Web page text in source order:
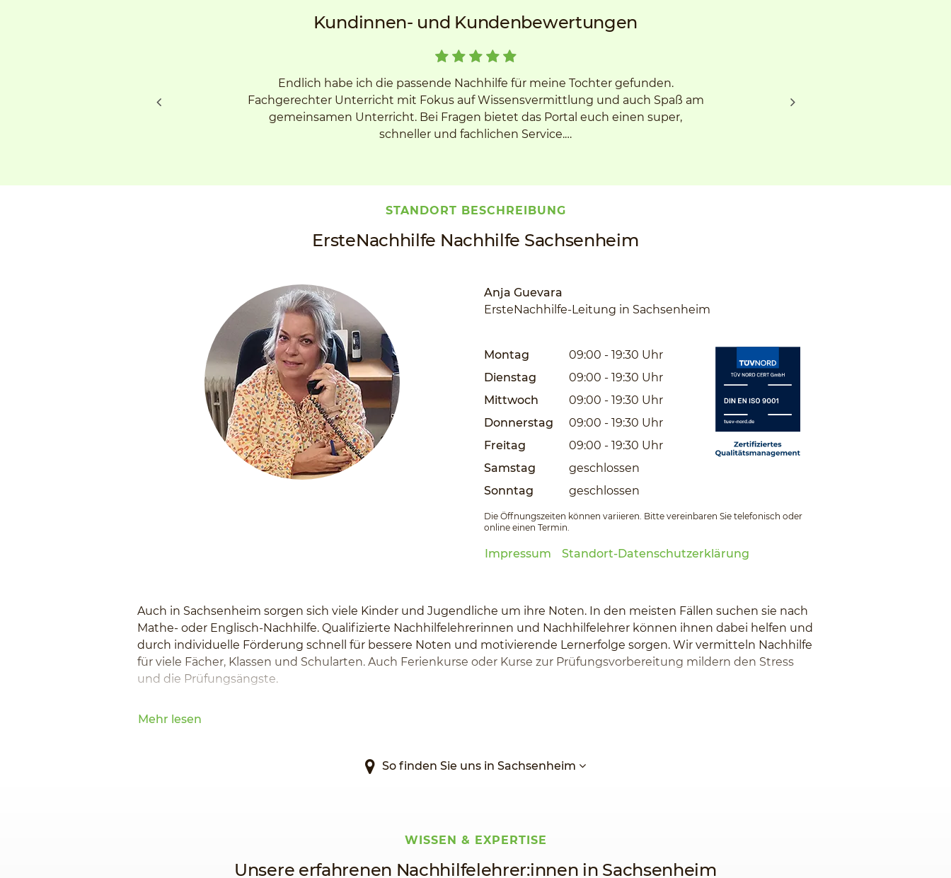
Kundinnen- und Kundenbewertungen
Endlich habe ich die passende Nachhilfe für meine Tochter gefunden.
Fachgerechter Unterricht mit Fokus auf Wissensvermittlung und auch Spaß am
gemeinsamen Unterricht. Bei Fragen bietet das Portal euch einen super,
schneller und fachlichen Service.…
ErsteNachhilfe Nachhilfe Sachsenheim
STANDORT BESCHREIBUNG
Anja Guevara
ErsteNachhilfe-Leitung in Sachsenheim
Montag 09:00 - 19:30 Uhr
Dienstag
09:00 - 19:30 Uhr
Mittwoch
09:00 - 19:30 Uhr
Donnerstag
09:00 - 19:30 Uhr
Freitag
09:00 - 19:30 Uhr
Samstag
geschlossen
Sonntag
geschlossen
Die Öffnungszeiten können variieren. Bitte vereinbaren Sie telefonisch oder
online einen Termin.
Impressum Standort-Datenschutzerklärung
Auch in Sachsenheim sorgen sich viele Kinder und Jugendliche um ihre Noten. In den meisten Fällen suchen sie nach
Mathe- oder Englisch-Nachhilfe. Qualifizierte Nachhilfelehrerinnen und Nachhilfelehrer können ihnen dabei helfen und
durch individuelle Förderung schnell für bessere Noten und motivierende Lernerfolge sorgen. Wir vermitteln Nachhilfe
für viele Fächer, Klassen und Schularten. Auch Ferienkurse oder Kurse zur Prüfungsvorbereitung mildern den Stress
und die Prüfungsängste.
Mehr lesen
So finden Sie uns in Sachsenheim
Unsere erfahrenen Nachhilfelehrer:innen in Sachsenheim
WISSEN & EXPERTISE